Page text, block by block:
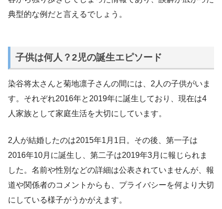
典型的な例だと言えるでしょう。
子供は何人？2児の誕生エピソード
染谷将太さんと菊地凛子さんの間には、2人の子供がいま
す。それぞれ2016年と2019年に誕生しており、現在は4
人家族として家庭生活を大切にしています。
2人が結婚したのは2015年1月1日。その後、第一子は
2016年10月に誕生し、第二子は2019年3月に報じられま
した。名前や性別などの詳細は公表されていませんが、報
道や関係者のコメントからも、プライバシーを何より大切
にしている様子がうかがえます。